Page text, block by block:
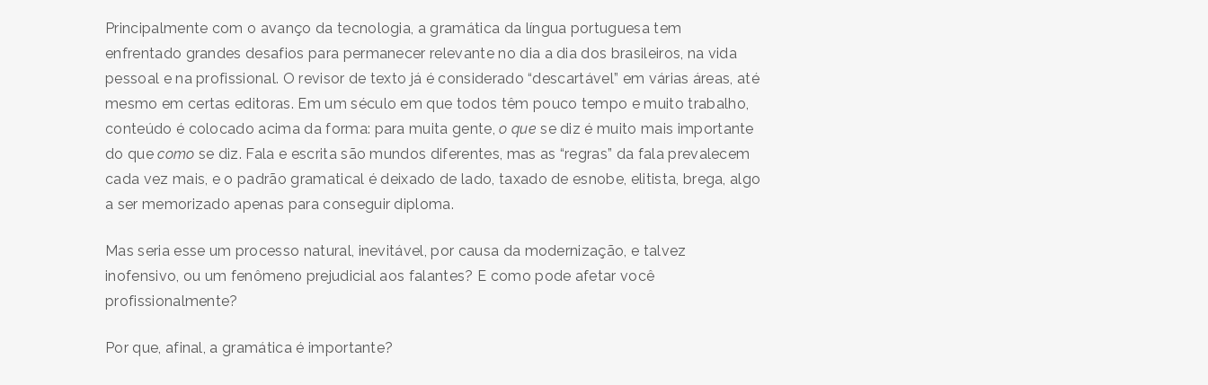
Principalmente com o avanço da tecnologia, a gramática da língua portuguesa tem
enfrentado grandes desafios para permanecer relevante no dia a dia dos brasileiros, na vida
pessoal e na profissional. O revisor de texto já é considerado “descartável” em várias áreas, até
mesmo em certas editoras. Em um século em que todos têm pouco tempo e muito trabalho,
conteúdo é colocado acima da forma: para muita gente,o quese diz é muito mais importante
do quecomo se diz. Fala e escrita são mundos diferentes, mas as “regras” da fala prevalecem
cada vez mais, e o padrão gramatical é deixado de lado, taxado de esnobe, elitista, brega, algo
a ser memorizado apenas para conseguir diploma.
Mas seria esse um processo natural, inevitável, por causa da modernização, e talvez
inofensivo, ou um fenômeno prejudicial aos falantes? E como pode afetar você
profissionalmente?
Por que, afinal, a gramática é importante?